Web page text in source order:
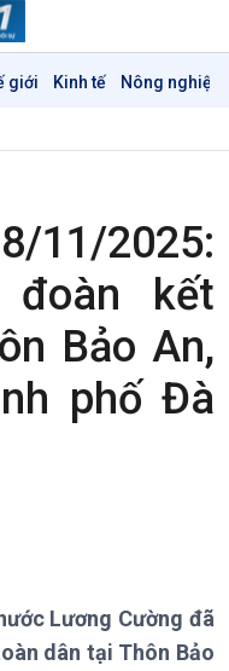
giới Kinh tế Nông nghiệp
sự 18h
sự 21h30
11/2025:
kết
Bảo An,
phố Đà
Lương Cường đã
dân tại Thôn Bảo